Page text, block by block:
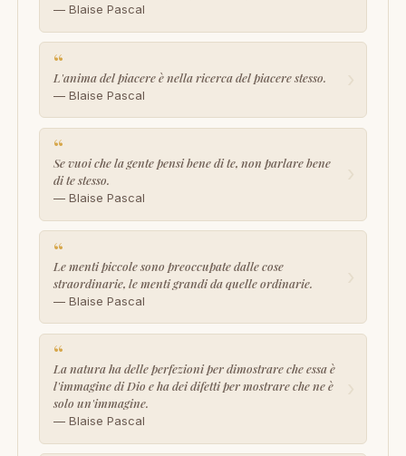
— Blaise Pascal
“
L'anima del piacere è nella ricerca del piacere stesso.
— Blaise Pascal
“
Se vuoi che la gente pensi bene di te, non parlare bene
di te stesso.
— Blaise Pascal
“
Le menti piccole sono preoccupate dalle cose
straordinarie, le menti grandi da quelle ordinarie.
— Blaise Pascal
“
La natura ha delle perfezioni per dimostrare che essa è
l'immagine di Dio e ha dei difetti per mostrare che ne è
solo un'immagine.
— Blaise Pascal